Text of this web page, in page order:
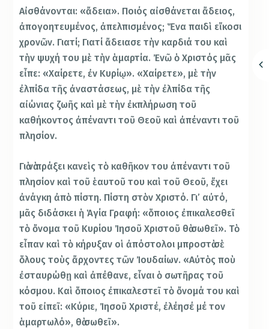
Αἰσθάνονται: «ἄδεια». Ποιός αἰσθάνεται ἄδειος,
ἀπογοητευμένος, ἀπελπισμένος; Ἕνα παιδὶ εἴκοσι
χρονῶν. Γιατί; Γιατί ἄδειασε τὴν καρδιά του καὶ
τὴν ψυχή του μὲ τὴν ἁμαρτία. Ἐνῶ ὁ Χριστός μᾶς
εἶπε: «Χαίρετε, ἐν Κυρίῳ». «Χαίρετε», μὲ τὴν
ἐλπίδα τῆς ἀναστάσεως, μὲ τὴν ἐλπίδα τῆς
αἰώνιας ζωῆς καὶ μὲ τὴν ἐκπλήρωση τοῦ
καθήκοντος ἀπέναντι τοῦ Θεοῦ καὶ ἀπέναντι τοῦ
πλησίον.
Γιὰ νὰ πράξει κανεὶς τὸ καθῆκον του ἀπέναντι τοῦ
πλησίον καὶ τοῦ ἑαυτοῦ του καὶ τοῦ Θεοῦ, ἔχει
ἀνάγκη ἀπὸ πίστη. Πίστη στὸν Χριστό. Γι’ αὐτό,
μᾶς διδάσκει ἡ Ἁγία Γραφή: «ὅποιος ἐπικαλεσθεῖ
τὸ ὄνομα τοῦ Κυρίου Ἰησοῦ Χριστοῦ θὰ σωθεῖ». Τὸ
εἶπαν καὶ τὸ κήρυξαν οἱ ἀπόστολοι μπροστὰ σὲ
ὅλους τοὺς ἄρχοντες τῶν Ἰουδαίων. «Αὐτὸς ποὺ
ἐσταυρώθῃ καὶ ἀπέθανε, εἶναι ὁ σωτῆρας τοῦ
κόσμου. Καὶ ὅποιος ἐπικαλεστεῖ τὸ ὄνομά του καὶ
τοῦ εἰπεῖ: «Κύριε, Ἰησοῦ Χριστέ, ἐλέησέ μέ τον
ἁμαρτωλό», θὰ σωθεῖ».